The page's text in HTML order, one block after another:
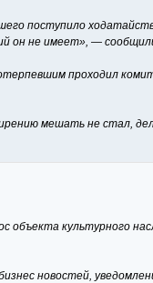
поступило
он не имеет», —
проходил
мешать не стал,
объекта культурного
новостей,